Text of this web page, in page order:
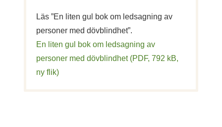
Läs ”En liten gul bok om ledsagning av
personer med dövblindhet”.
En liten gul bok om ledsagning av
personer med dövblindhet (PDF, 792 kB,
ny flik)